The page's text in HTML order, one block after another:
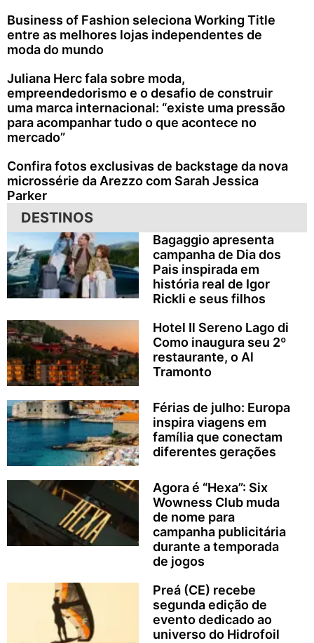
Business of Fashion seleciona Working Title
entre as melhores lojas independentes de
moda do mundo
Juliana Herc fala sobre moda,
empreendedorismo e o desafio de construir
uma marca internacional: “existe uma pressão
para acompanhar tudo o que acontece no
mercado”
Confira fotos exclusivas de backstage da nova
microssérie da Arezzo com Sarah Jessica
Parker
DESTINOS
Bagaggio apresenta
campanha de Dia dos
Pais inspirada em
história real de Igor
Rickli e seus filhos
Hotel Il Sereno Lago di
Como inaugura seu 2º
restaurante, o Al
Tramonto
Férias de julho: Europa
inspira viagens em
família que conectam
diferentes gerações
Agora é “Hexa”: Six
Wowness Club muda
de nome para
campanha publicitária
durante a temporada
de jogos
Preá (CE) recebe
segunda edição de
evento dedicado ao
universo do Hidrofoil